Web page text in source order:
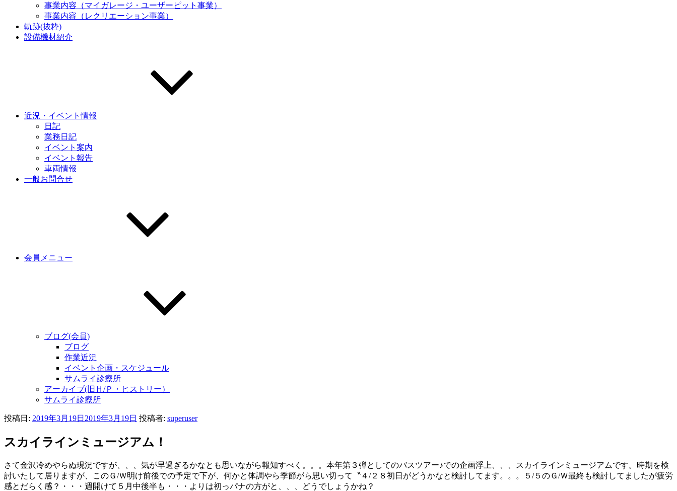
事業内容（マイガレージ・ユーザーピット事業）
事業内容（レクリエーション事業）
軌跡(抜粋)
設備機材紹介
近況・イベント情報
日記
業務日記
イベント案内
イベント報告
車両情報
一般お問合せ
会員メニュー
ブログ(会員)
ブログ
作業近況
イベント企画・スケジュール
サムライ診療所
アーカイブ(旧Ｈ/Ｐ・ヒストリー）
サムライ診療所
投稿日: 2019年3月19日 2019年3月19日 投稿者: superuser
スカイラインミュージアム！
さて金沢冷めやらぬ現況ですが、、、気が早過ぎるかなとも思いながら報知すべく。。。本年第３弾としてのバスツアー♪での企画浮上、、、スカイラインミュージアムです。時期を検
討いたして居りますが、このＧ/Ｗ明け前後での予定で下が、何かと体調やら季節がら思い切って〝４/２８初日がどうかなと検討してます。。。５/５のＧ/Ｗ最終も検討してましたが疲労
感とだらく感？・・・週開けて５月中後半も・・・よりは初っパナの方がと、、、どうでしょうかね？